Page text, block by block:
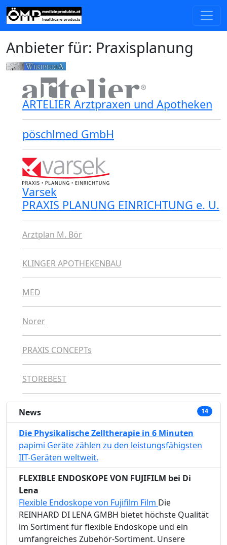
Anbieter für: Praxisplanung
ARTELIER Arztpraxen und Apotheken
pöschlmed GmbH
Varsek
PRAXIS PLANUNG EINRICHTUNG e. U.
Arztplan M. Bör
KLINGER APOTHEKENBAU
MED
Norer
PRAXIS CONCEPTs
STOREBEST
News 14
Die Physikalische Zelltherapie in 6 Minuten
papimi Geräte zählen zu den leistungsfähigsten
IIT-Geräten weltweit.
FLEXIBLE ENDOSKOPE VON FUJIFILM bei Di
Lena
Flexible Endoskope von Fujifilm Film Die
REINHARD DI LENA GMBH bietet höchste Qualität
im Sortiment für flexible Endoskope und ein
umfangreiches Zubehör-Sortiment. Unsere